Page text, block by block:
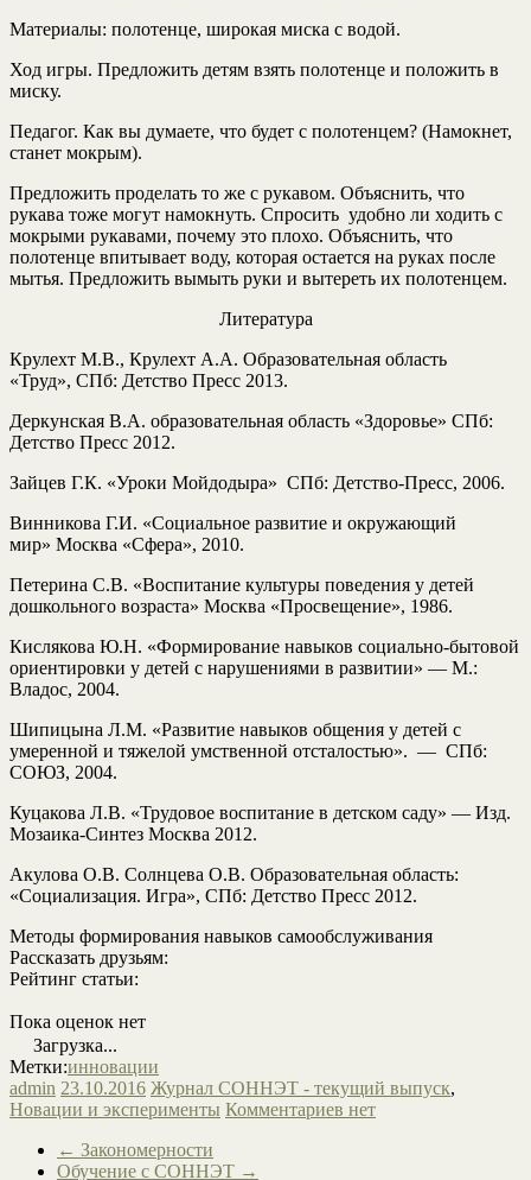
Материалы: полотенце, широкая миска с водой.
Ход игры. Предложить детям взять полотенце и положить в
миску.
Педагог. Как вы думаете, что будет с полотенцем? (Намокнет,
станет мокрым).
Предложить проделать то же с рукавом. Объяснить, что
рукава тоже могут намокнуть. Спросить удобно ли ходить с
мокрыми рукавами, почему это плохо. Объяснить, что
полотенце впитывает воду, которая остается на руках после
мытья. Предложить вымыть руки и вытереть их полотенцем.
Литература
Крулехт М.В., Крулехт А.А. Образовательная область
«Труд», СПб: Детство Пресс 2013.
Деркунская В.А. образовательная область «Здоровье» СПб:
Детство Пресс 2012.
Зайцев Г.К. «Уроки Мойдодыра» СПб: Детство-Пресс, 2006.
Винникова Г.И. «Социальное развитие и окружающий
мир» Москва «Сфера», 2010.
Петерина С.В. «Воспитание культуры поведения у детей
дошкольного возраста» Москва «Просвещение», 1986.
Кислякова Ю.Н. «Формирование навыков социально-бытовой
ориентировки у детей с нарушениями в развитии» — М.:
Владос, 2004.
Шипицына Л.М. «Развитие навыков общения у детей с
умеренной и тяжелой умственной отсталостью». — СПб:
СОЮЗ, 2004.
Куцакова Л.В. «Трудовое воспитание в детском саду» — Изд.
Мозаика-Синтез Москва 2012.
Акулова О.В. Солнцева О.В. Образовательная область:
«Социализация. Игра», СПб: Детство Пресс 2012.
Методы формирования навыков самообслуживания
Рассказать друзьям:
Рейтинг статьи:
Пока оценок нет
Загрузка...
Метки:инновации
admin 23.10.2016 Журнал СОННЭТ - текущий выпуск,
Новации и эксперименты Комментариев нет
← Закономерности
Обучение с СОННЭТ →